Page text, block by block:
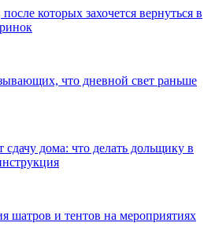
которых захочется вернуться в
что дневной свет раньше
сдачу дома: что делать дольщику в
шатров и тентов на мероприятиях